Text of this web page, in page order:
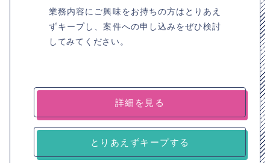
業務内容にご興味をお持ちの方はとりあえ
ずキープし、案件への申し込みをぜひ検討
してみてください。
詳細を見る
とりあえずキープする